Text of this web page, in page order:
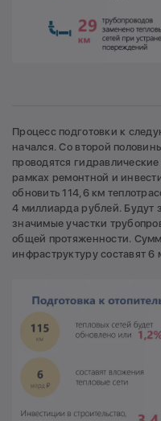
Процесс подготовки к
начался. Со второй
проводятся
рамках ремонтной и
обновить 114,6 км
4 миллиарда рублей. Будут
значимые участки
общей протяженности.
инфраструктуру составят